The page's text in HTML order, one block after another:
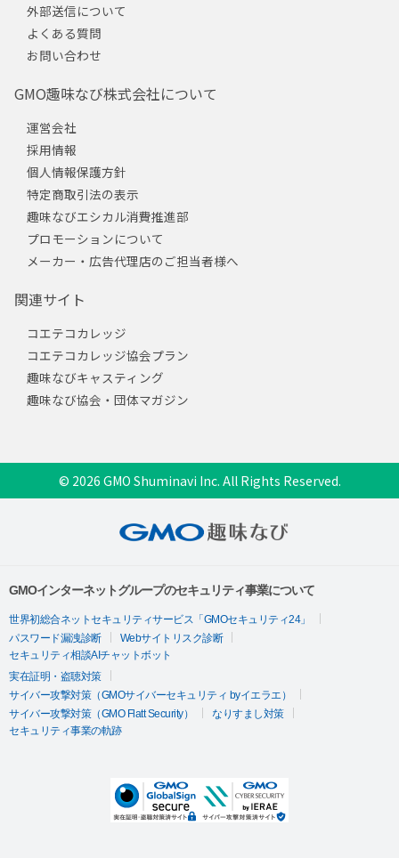
外部送信について
よくある質問
お問い合わせ
GMO趣味なび株式会社について
運営会社
採用情報
個人情報保護方針
特定商取引法の表示
趣味なびエシカル消費推進部
プロモーションについて
メーカー・広告代理店のご担当者様へ
関連サイト
コエテコカレッジ
コエテコカレッジ協会プラン
趣味なびキャスティング
趣味なび協会・団体マガジン
© 2026 GMO Shuminavi Inc. All Rights Reserved.